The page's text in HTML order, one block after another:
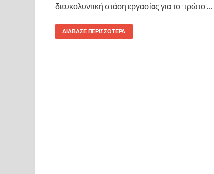
διευκολυντική στάση εργασίας για το πρώτο …
ΔΙΆΒΑΣΕ ΠΕΡΙΣΣΌΤΕΡΑ